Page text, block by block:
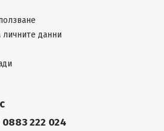
данни
0883 222 024